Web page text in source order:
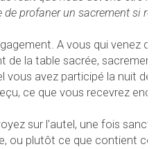
de profaner un sacrement si
A vous qui venez
de la table sacrée, sacrement
vous avez participé la nuit
ce que vous recevrez
sur l'autel, une fois
ou plutôt ce que contient ce